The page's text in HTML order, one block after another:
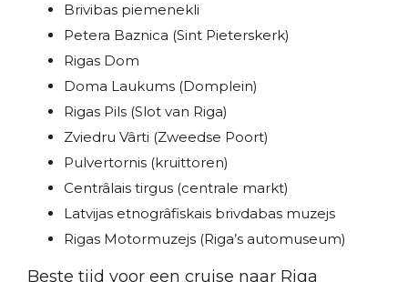
Brivibas piemenekli
Petera Baznica (Sint Pieterskerk)
Rigas Dom
Doma Laukums (Domplein)
Rigas Pils (Slot van Riga)
Zviedru Vârti (Zweedse Poort)
Pulvertornis (kruittoren)
Centrâlais tirgus (centrale markt)
Latvijas etnogrâfiskais brivdabas muzejs
Rigas Motormuzejs (Riga’s automuseum)
Beste tijd voor een cruise naar Riga